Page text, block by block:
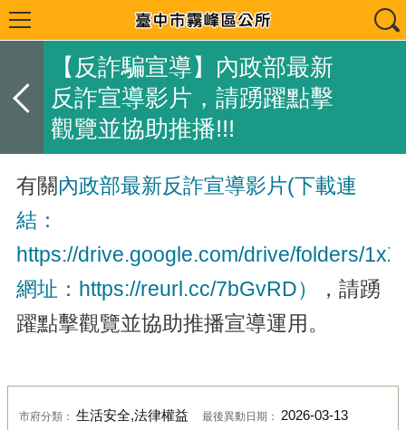
【反詐騙宣導】內政部最新
反詐宣導影片，請踴躍點擊
觀覽並協助推播!!!
有關內政部最新反詐宣導影片(下載連
結：
https://drive.google.com/drive/folders/
網址：https://reurl.cc/7bGvRD）
，請踴
躍點擊觀覽並協助推播宣導運用。
市府分類： 生活安全,法律權益 最後異動日期： 2026-03-13